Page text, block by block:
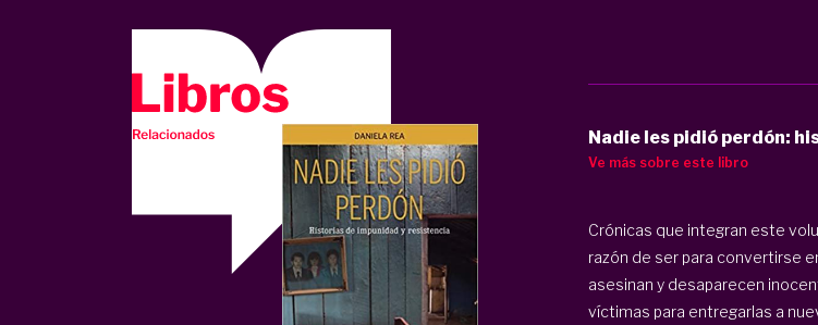
Nadie les pidió perdón:
Ve más sobre este libro
Crónicas que integran este
razón de ser para convertirse
asesinan y desaparecen
víctimas para entregarlas a